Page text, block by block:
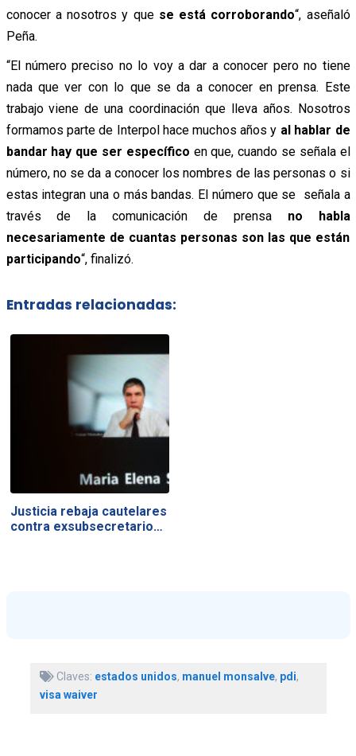
conocer a nosotros y que se está corroborando“, aseñaló
Peña.
“El número preciso no lo voy a dar a conocer pero no tiene
nada que ver con lo que se da a conocer en prensa. Este
trabajo viene de una coordinación que lleva años. Nosotros
formamos parte de Interpol hace muchos años y al hablar de
bandar hay que ser específico en que, cuando se señala el
número, no se da a conocer los nombres de las personas o si
estas integran una o más bandas. El número que se señala a
través de la comunicación de prensano habla
necesariamente de cuantas personas son las que están
participando“, finalizó.
Entradas relacionadas:
Justicia rebaja cautelares
contra exsubsecretario…
Claves: estados unidos, manuel monsalve, pdi,
visa waiver